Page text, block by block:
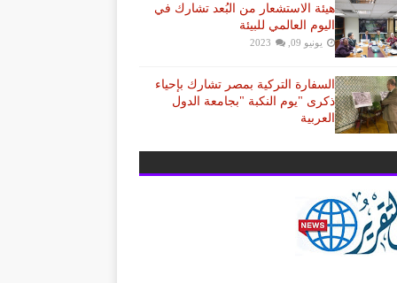
هيئة الاستشعار من البُعد تشارك في
اليوم العالمي للبيئة
يونيو 09, 2023
السفارة التركية بمصر تشارك بإحياء
ذكرى "يوم النكبة "بجامعة الدول
العربية